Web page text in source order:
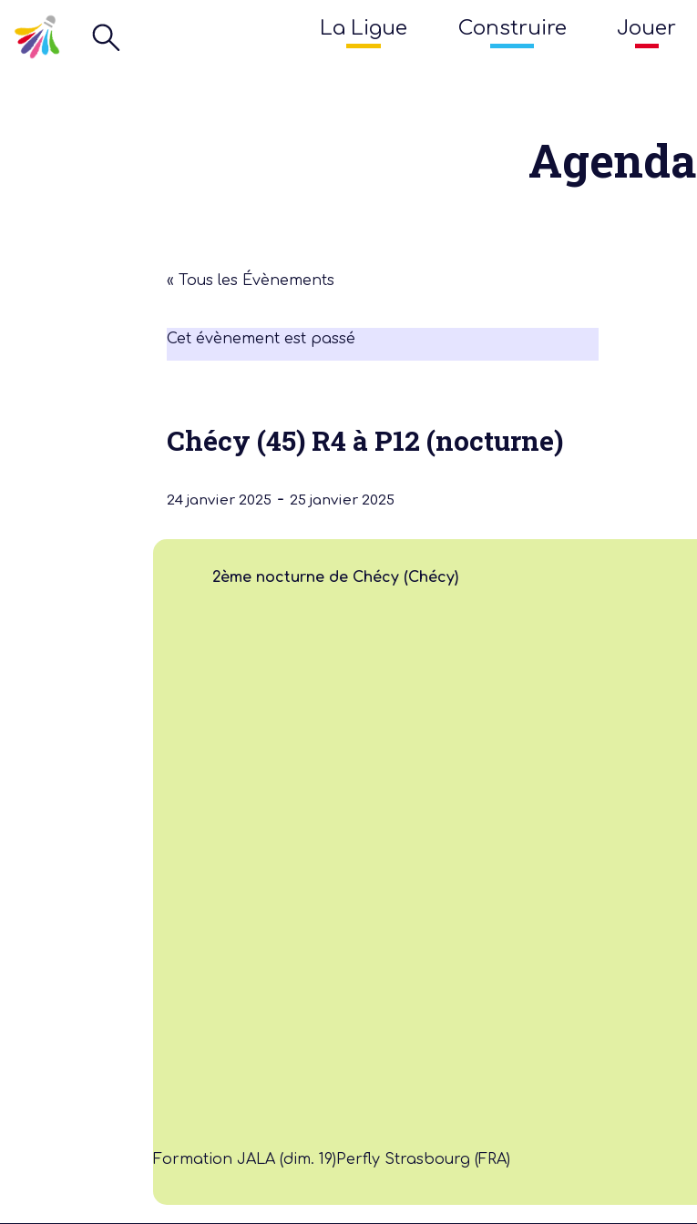
La Ligue Construire Jouer
Agenda
« Tous les Évènements
Cet évènement est passé
Chécy (45) R4 à P12 (nocturne)
24 janvier 2025 - 25 janvier 2025
2ème nocturne de Chécy (Chécy)
Formation JALA (dim. 19)Perfly Strasbourg (FRA)